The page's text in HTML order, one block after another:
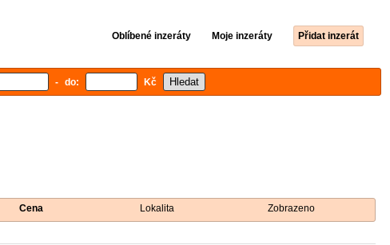
Oblíbené inzeráty Moje inzeráty Přidat inzerát
- do: Kč
Cena Lokalita Zobrazeno